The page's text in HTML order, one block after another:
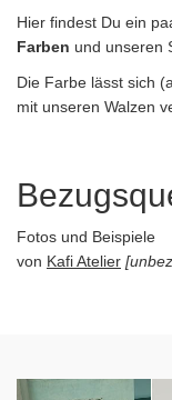
Hier findest Du ein
Farben und unseren
Die Farbe lässt sich
mit unseren Walzen
Fotos und Beispiele
von Kafi Atelier